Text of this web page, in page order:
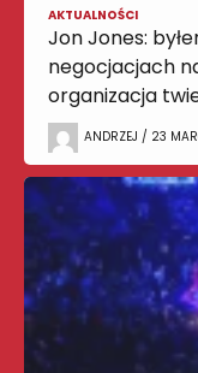
AKTUALNOŚCI
Jon Jones:
negocjacjach
organizacja
ANDRZEJ / 23